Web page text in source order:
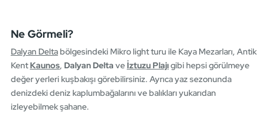
Ne Görmeli?
Dalyan Deltabölgesindeki Mikro light turu ile Kaya Mezarları, Antik
KentKaunos, Dalyan Delta ve İztuzu Plajıgibi hepsi görülmeye
değer yerleri kuşbakışı görebilirsiniz. Ayrıca yaz sezonunda
denizdeki deniz kaplumbağalarını ve balıkları yukarıdan
izleyebilmek şahane.